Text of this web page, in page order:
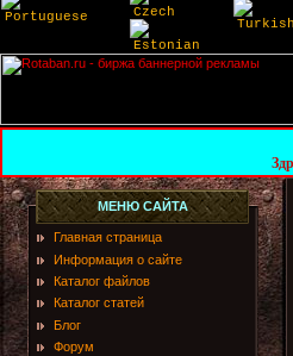
Portuguese Czech
Estonian
Turkish
Здравствуйте
МЕНЮ САЙТА
Главная страница
Информация о сайте
Каталог файлов
Каталог статей
Блог
Форум